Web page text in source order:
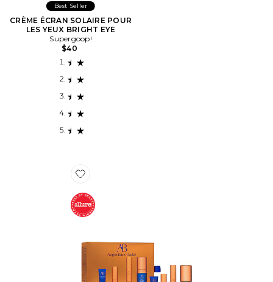
Best Seller
CRÈME ÉCRAN SOLAIRE POUR
LES YEUX BRIGHT EYE
Supergoop!
$40
Favorite LOT DE SOINS DE LA PEAU THE CREAM